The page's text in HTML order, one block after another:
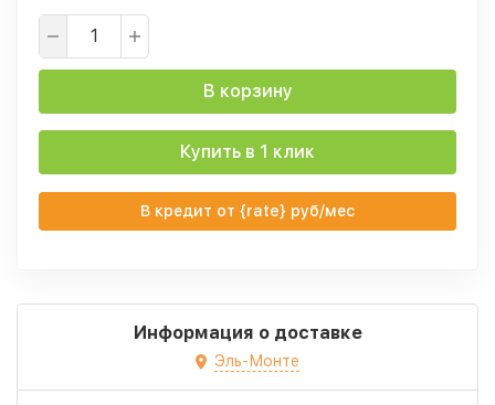
В корзину
Купить в 1 клик
В кредит от {rate} руб/мес
Информация о доставке
Эль-Монте